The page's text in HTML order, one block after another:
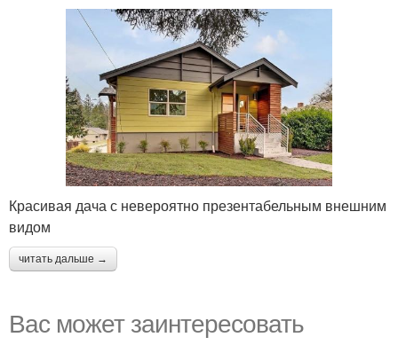
Красивая дача с невероятно презентабельным внешним
видом
читать дальше →
Вас может заинтересовать